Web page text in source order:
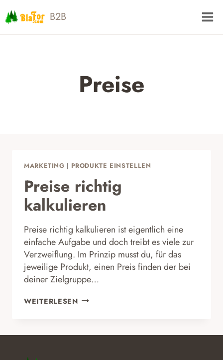
Inhalt
B2B
Preise
MARKETING | PRODUKTE EINSTELLEN
Preise richtig
kalkulieren
Preise richtig kalkulieren ist eigentlich eine
einfache Aufgabe und doch treibt es viele zur
Verzweiflung. Im Prinzip musst du, für das
jeweilige Produkt, einen Preis finden der bei
deiner Zielgruppe…
WEITERLESENPREISE